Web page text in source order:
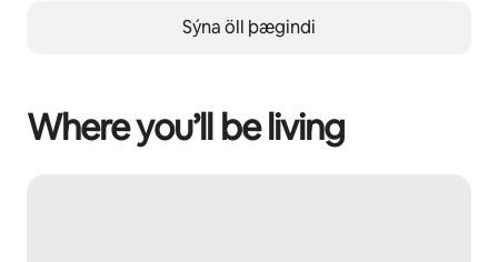
Sýna öll þægindi
Where you’ll be living